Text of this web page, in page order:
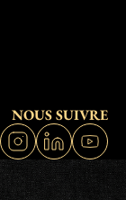
NOUS SUIVRE